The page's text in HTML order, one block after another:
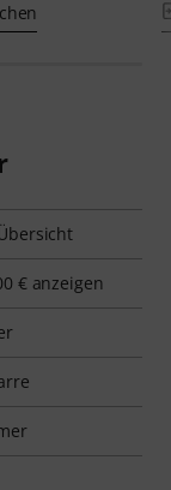
€ anzeigen